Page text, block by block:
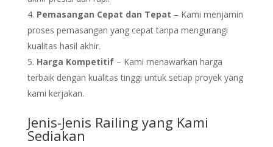
Pemasangan Cepat dan Tepat – Kami menjamin
proses pemasangan yang cepat tanpa mengurangi
kualitas hasil akhir.
Harga Kompetitif– Kami menawarkan harga
terbaik dengan kualitas tinggi untuk setiap proyek yang
kami kerjakan.
Jenis-Jenis Railing yang Kami
Sediakan